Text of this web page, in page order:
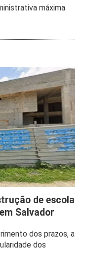
máxima
de escola
Salvador
dos prazos, a
dos